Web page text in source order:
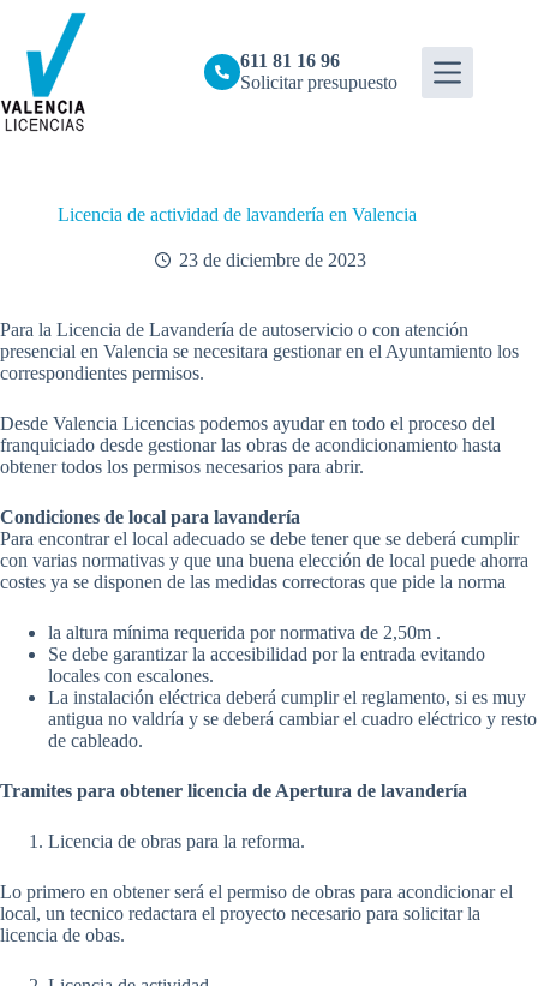
contenido
611 81 16 96
Solicitar presupuesto
Licencia de actividad de lavandería en Valencia
23 de diciembre de 2023
Para la Licencia de Lavandería de autoservicio o con atención
presencial en Valencia se necesitara gestionar en el Ayuntamiento los
correspondientes permisos.
Desde Valencia Licencias podemos ayudar en todo el proceso del
franquiciado desde gestionar las obras de acondicionamiento hasta
obtener todos los permisos necesarios para abrir.
Condiciones de local para lavandería
Para encontrar el local adecuado se debe tener que se deberá cumplir
con varias normativas y que una buena elección de local puede ahorra
costes ya se disponen de las medidas correctoras que pide la norma
la altura mínima requerida por normativa de 2,50m .
Se debe garantizar la accesibilidad por la entrada evitando
locales con escalones.
La instalación eléctrica deberá cumplir el reglamento, si es muy
antigua no valdría y se deberá cambiar el cuadro eléctrico y resto
de cableado.
Tramites para obtener licencia de Apertura de lavandería
Licencia de obras para la reforma.
Lo primero en obtener será el permiso de obras para acondicionar el
local, un tecnico redactara el proyecto necesario para solicitar la
licencia de obas.